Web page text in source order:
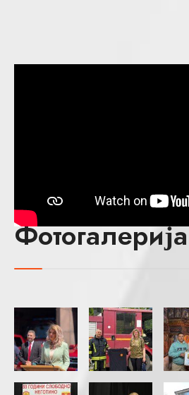
Фотогалерија